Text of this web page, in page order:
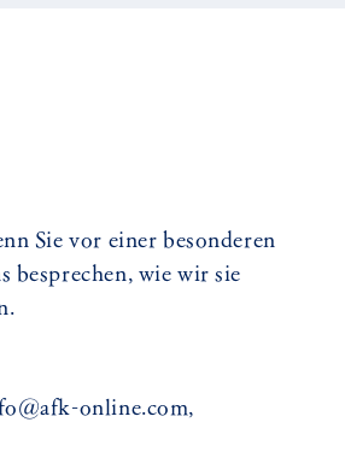
Sie vor einer besonderen
besprechen, wie wir sie
online.com,